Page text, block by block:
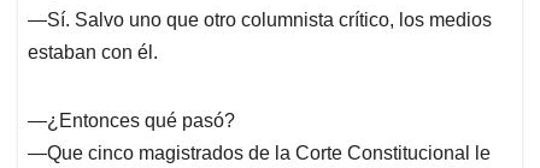
—Sí. Salvo uno que otro columnista crítico, los medios
estaban con él.
—¿Entonces qué pasó?
—Que cinco magistrados de la Corte Constitucional le